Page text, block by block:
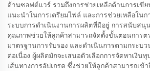
ด้านซอฟต์แวร์ รวมถึงการช่วยเหลือด้านการเขี
แนะนำในการเตรียมไฟล์ และการช่วยเหลือใน
ระบบการดำเนินงานการผลิตที่มีอยู่ การสนับสนุ
คุณภาพช่วยให้ลูกค้าสามารถจัดตั้งขั้นตอนการต
มาตรฐานการรับรอง และดำเนินการตามกระบว
ต่อเนื่อง ผู้ผลิตมักจะเสนอตัวเลือกการจัดหาเงิน
เส้นทางการอัปเกรด ซึ่งช่วยให้ลูกค้าสามารถเข้